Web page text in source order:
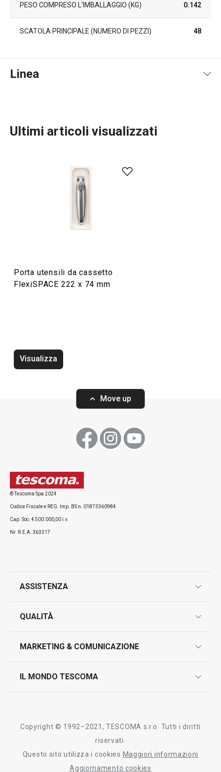
PESO COMPRESO L'IMBALLAGGIO (KG) 0.142
SCATOLA PRINCIPALE (NUMERO DI PEZZI) 48
Linea
Organizzazione e pulizia
FlexiSPACE 150 x 50 cm
Tutti i prodotti della linea FlexiSPACE
Ultimi articoli visualizzati
Porta utensili da cassetto
FlexiSPACE 222 x 74 mm
Visualizza
Move up
© Tescoma Spa 2024
Codice Fiscale e REG. Imp. BS n. 01873360984
Cap. Soc. € 500.000,00 i.v.
Nr. R.E.A. 363317
ASSISTENZA
contatti
QUALITÀ
test sui prodotti
MARKETING & COMUNICAZIONE
IL MONDO TESCOMA
Tescoma nel mondo
Copyright © 1992–2021, TESCOMA s.r.o. Tutti i diritti
riservati.
Questo sito utilizza i cookies Maggiori informazioni
Aggiornamento cookies